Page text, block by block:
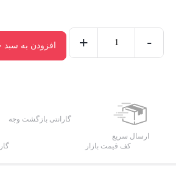
-
+ افزودن به سبد
ارسال سریع
گارانتی بازگشت وجه
کف قیمت بازار